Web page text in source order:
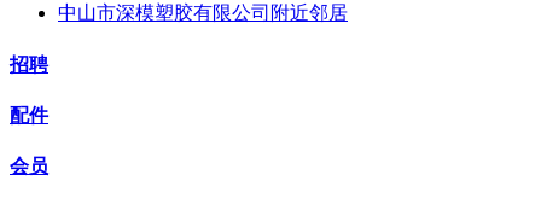
中山市深模塑胶有限公司附近邻居
招聘
配件
会员